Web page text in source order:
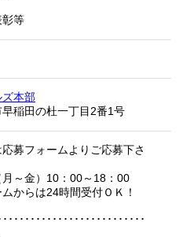
彰等
ズ本部
稲田の杜一丁目2番1号
募フォームよりご応募下さ
～金）10：00～18：00
からは24時間受付ＯＫ！
･････････････････････････